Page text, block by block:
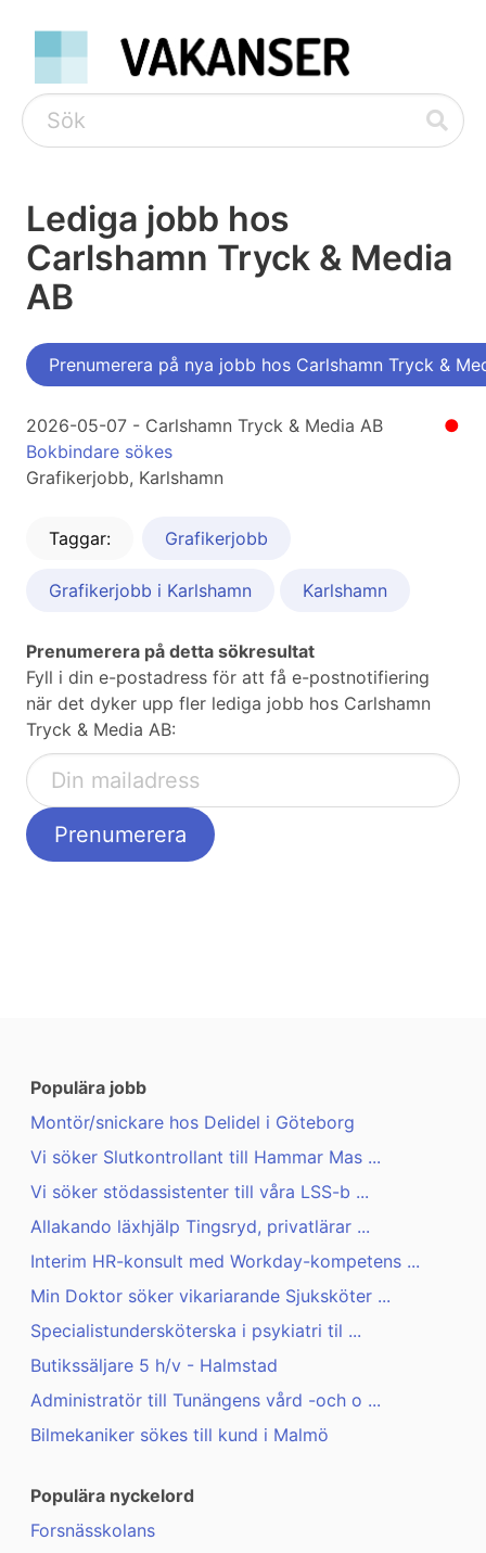
Lediga jobb hos
Carlshamn Tryck & Media
AB
Prenumerera på nya jobb hos Carlshamn Tryck &
●
2026-05-07 - Carlshamn Tryck & Media AB
Bokbindare sökes
Grafikerjobb, Karlshamn
Taggar: Grafikerjobb
Grafikerjobb i Karlshamn Karlshamn
Prenumerera på detta sökresultat
Fyll i din e-postadress för att få e-postnotifiering
när det dyker upp fler lediga jobb hos Carlshamn
Tryck & Media AB:
Populära jobb
Montör/snickare hos Delidel i Göteborg
Vi söker Slutkontrollant till Hammar Mas ...
Vi söker stödassistenter till våra LSS-b ...
Allakando läxhjälp Tingsryd, privatlärar ...
Interim HR-konsult med Workday-kompetens ...
Min Doktor söker vikariarande Sjuksköter ...
Specialistundersköterska i psykiatri til ...
Butikssäljare 5 h/v - Halmstad
Administratör till Tunängens vård -och o ...
Bilmekaniker sökes till kund i Malmö
Populära nyckelord
Forsnässkolans